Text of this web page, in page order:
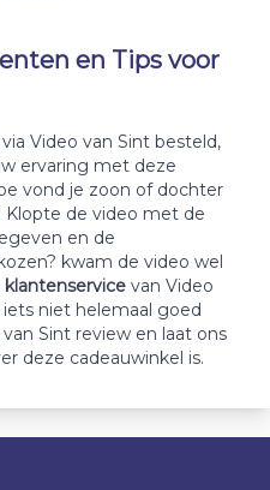
en Tips voor
Video van Sint besteld,
ervaring met deze
vond je zoon of dochter
Klopte de video met de
en de
kwam de video wel
klantenservice van Video
niet helemaal goed
Sint review en laat ons
deze cadeauwinkel is.